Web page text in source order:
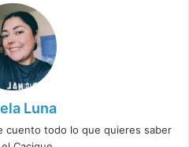
Luna
cuento todo lo que quieres saber